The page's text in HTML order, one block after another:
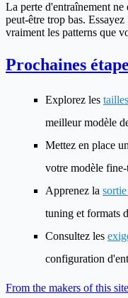
La perte d'entraînement ne
peut-être trop bas.
vraiment les patterns que
Prochaines
Explorez les
meilleur modèle
Mettez en place un
votre modèle
Apprenez la
tuning et formats
Consultez les
configuration
From the makers of this site